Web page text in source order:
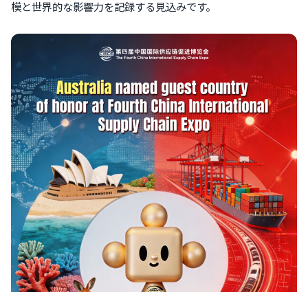
模と世界的な影響力を記録する見込みです。